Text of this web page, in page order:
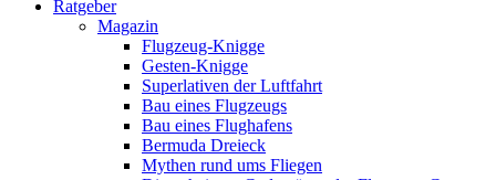
Ratgeber
Magazin
Flugzeug-Knigge
Gesten-Knigge
Superlativen der Luftfahrt
Bau eines Flugzeugs
Bau eines Flughafens
Bermuda Dreieck
Mythen rund ums Fliegen